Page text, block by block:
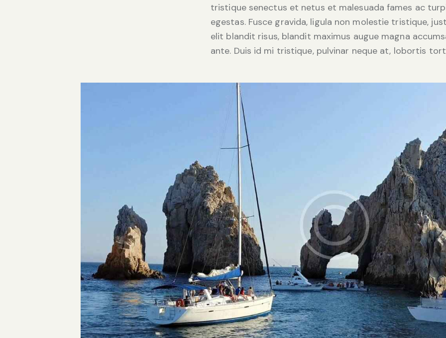
tristique senectus et netus et malesuada fames ac
egestas. Fusce gravida, ligula non molestie tristique,
elit blandit risus, blandit maximus augue magna
ante. Duis id mi tristique, pulvinar neque at, lobortis